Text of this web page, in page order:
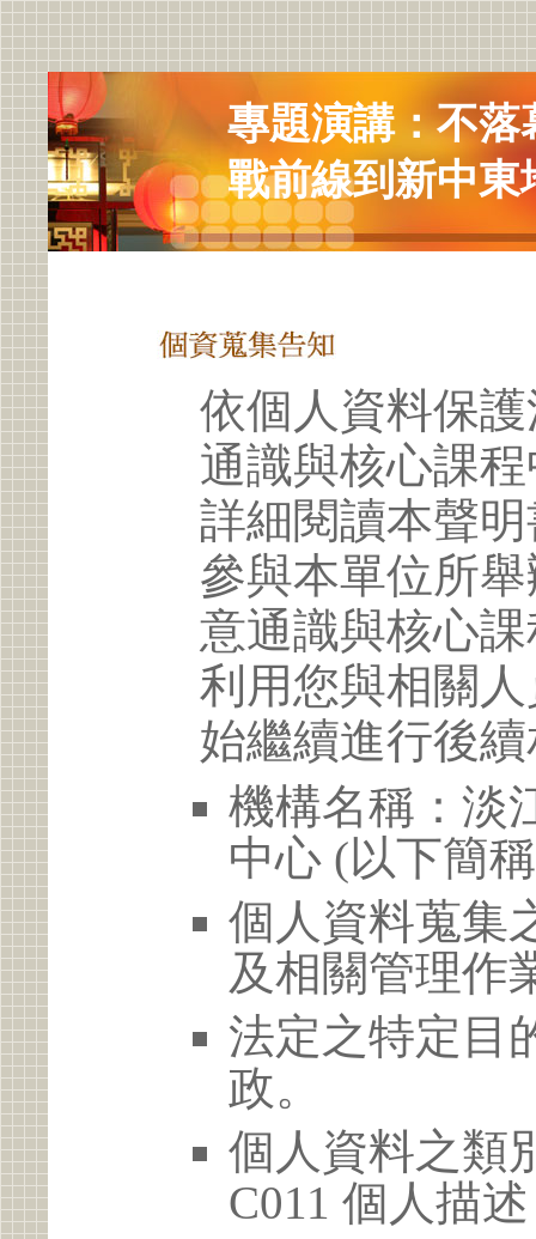
專題演講：不落
戰前線到新中東
依個人資料保
通識與核心課
詳細閱讀本聲
參與本單位所
意通識與核心
利用您與相關
始繼續進行後
機構名稱：淡
中心 (以下簡
個人資料蒐集
及相關管理作
法定之特定目
政。
個人資料之類
C011 個人描述